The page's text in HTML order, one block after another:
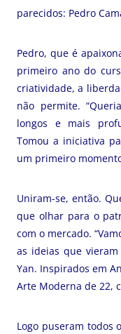
parecidos: Pedro
Pedro, que é
primeiro ano do
criatividade, a
não permite.
longos e mais
Tomou a iniciativa
um primeiro
Uniram-se, então.
que olhar para o
com o mercado.
as ideias que vieram
Yan. Inspirados em
Arte Moderna de 22,
Logo puseram todos